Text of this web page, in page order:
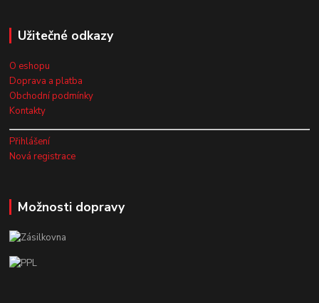
Užitečné odkazy
O eshopu
Doprava a platba
Obchodní podmínky
Kontakty
Přihlášení
Nová registrace
Možnosti dopravy